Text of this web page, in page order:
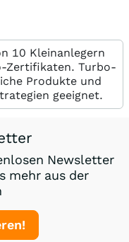
10 Kleinanlegern
Zertifikaten. Turbo-
Produkte und
geeignet.
Newsletter
mehr aus der